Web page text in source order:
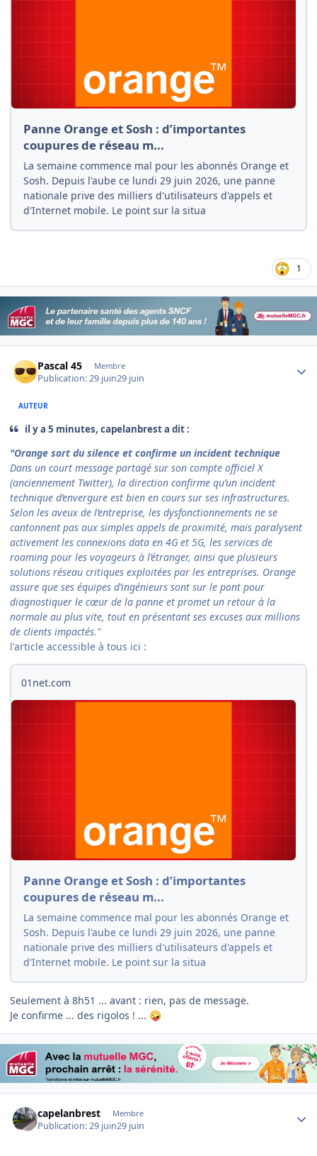
Panne Orange et Sosh : d’importantes
coupures de réseau m...
La semaine commence mal pour les abonnés Orange et
Sosh. Depuis l'aube ce lundi 29 juin 2026, une panne
nationale prive des milliers d'utilisateurs d'appels et
d'Internet mobile. Le point sur la situa
1
Pascal 45 Membre
Publication:29 juin29 juin
AUTEUR
il y a 5 minutes, capelanbrest a dit :
"Orange sort du silence et confirme un incident technique
Dans un court message partagé sur son compte officiel X
(anciennement Twitter), la direction confirme qu’un incident
technique d’envergure est bien en cours sur ses infrastructures.
Selon les aveux de l’entreprise, les dysfonctionnements ne se
cantonnent pas aux simples appels de proximité, mais paralysent
activement les connexions data en 4G et 5G, les services de
roaming pour les voyageurs à l’étranger, ainsi que plusieurs
solutions réseau critiques exploitées par les entreprises. Orange
assure que ses équipes d’ingénieurs sont sur le pont pour
diagnostiquer le cœur de la panne et promet un retour à la
normale au plus vite, tout en présentant ses excuses aux millions
de clients impactés."
l'article accessible à tous ici :
01net.com
Panne Orange et Sosh : d’importantes
coupures de réseau m...
La semaine commence mal pour les abonnés Orange et
Sosh. Depuis l'aube ce lundi 29 juin 2026, une panne
nationale prive des milliers d'utilisateurs d'appels et
d'Internet mobile. Le point sur la situa
Seulement à 8h51 ... avant : rien, pas de message.
Je confirme ... des rigolos ! ... 🤪
capelanbrest Membre
Publication:29 juin29 juin